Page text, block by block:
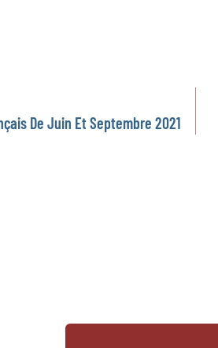
De Juin Et Septembre 2021